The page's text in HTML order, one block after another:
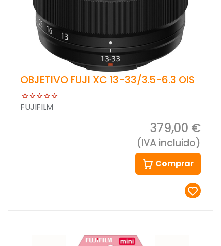
OBJETIVO FUJI XC 13-33/3.5-6.3 OIS
FUJIFILM
379,00 €
(IVA incluido)
Comprar